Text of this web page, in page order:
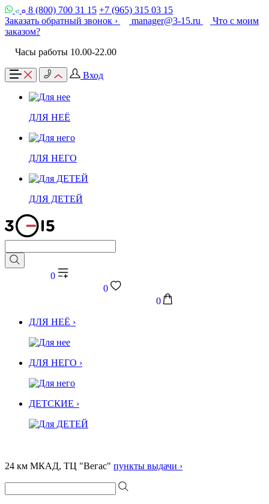
8 (800) 700 31 15 +7 (965) 315 03 15
Заказать обратный звонок ›
manager@3-15.ru
Что с моим
заказом?
Часы работы 10.00-22.00
Вход
ДЛЯ НЕЁ
ДЛЯ НЕГО
ДЛЯ ДЕТЕЙ
0
0
0
ДЛЯ НЕЁ ›
ДЛЯ НЕГО ›
ДЕТСКИЕ ›
24 км МКАД, ТЦ "Вегас" пункты выдачи ›